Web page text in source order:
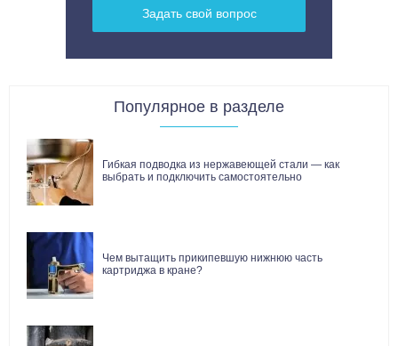
Задать свой вопрос
Популярное в разделе
Гибкая подводка из нержавеющей стали — как
выбрать и подключить самостоятельно
Чем вытащить прикипевшую нижнюю часть
картриджа в кране?